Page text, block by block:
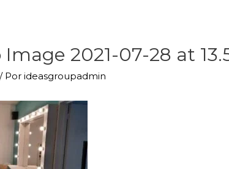
2021-07-28 at
/ Porideasgroupadmin